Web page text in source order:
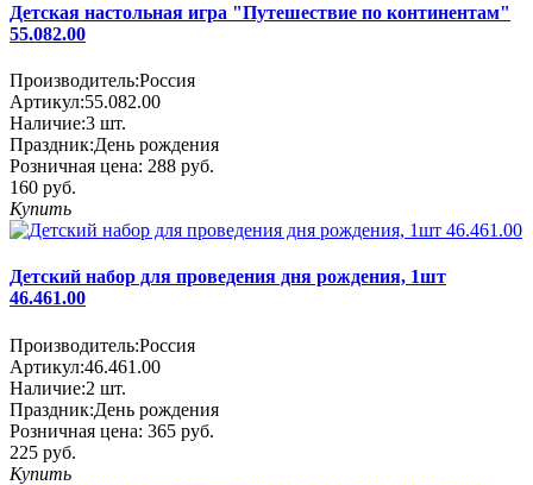
Детская настольная игра "Путешествие по континентам"
55.082.00
Производитель:Россия
Артикул:55.082.00
Наличие:3 шт.
Праздник:День рождения
Розничная цена: 288 руб.
160 руб.
Купить
Детский набор для проведения дня рождения, 1шт
46.461.00
Производитель:Россия
Артикул:46.461.00
Наличие:2 шт.
Праздник:День рождения
Розничная цена: 365 руб.
225 руб.
Купить